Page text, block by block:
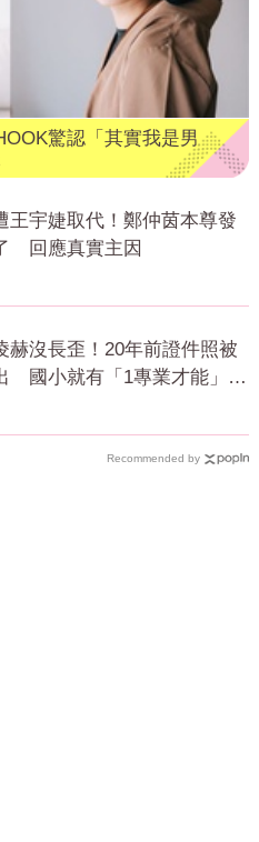
驚認「其實我是男
王宇婕取代！鄭仲茵本尊發
回應真實主因
赫沒長歪！20年前證件照被
國小就有「1專業才能」震
Recommended by